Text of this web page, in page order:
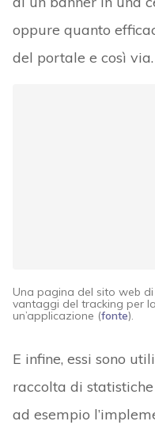
oppure quanto
del portale e così via.
Una pagina del sito web di
vantaggi del tracking per
un’applicazione (fonte).
E infine, essi sono
raccolta di
ad esempio